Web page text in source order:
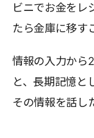
ビニでお金をレ
たら金庫に移す
情報の入力から
と、長期記憶と
その情報を話し